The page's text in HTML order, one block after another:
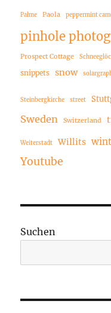
Palme Paola peppermint
pinhole
Prospect Cottage
snippets snow
Steinbergkirche street
Sweden Switzerland
Weiterstadt Willits
Youtube
Suchen